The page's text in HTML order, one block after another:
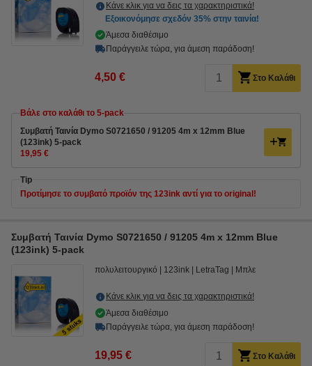
Κάνε κλικ για να δεις τα χαρακτηριστικά!
Εξοικονόμησε σχεδόν 35% στην ταινία!
Άμεσα διαθέσιμο
Παράγγειλε τώρα, για άμεση παράδοση!
4,50 € Στο Καλάθι
Βάλε στο καλάθι το 5-pack
Συμβατή Ταινία Dymo S0721650 / 91205 4m x 12mm Blue
(123ink) 5-pack
19,95 €
Tip
Προτίμησε το συμβατό προϊόν της 123ink αντί για το original!
Συμβατή Ταινία Dymo S0721650 / 91205 4m x 12mm Blue
(123ink) 5-pack
πολυλειτουργικό 123ink LetraTag Μπλε
Κάνε κλικ για να δεις τα χαρακτηριστικά!
Άμεσα διαθέσιμο
Παράγγειλε τώρα, για άμεση παράδοση!
19,95 € Στο Καλάθι